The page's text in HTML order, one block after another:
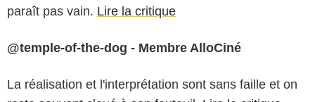
paraît pas vain. Lire la critique
@temple-of-the-dog - Membre AlloCiné
La réalisation et l'interprétation sont sans faille et on